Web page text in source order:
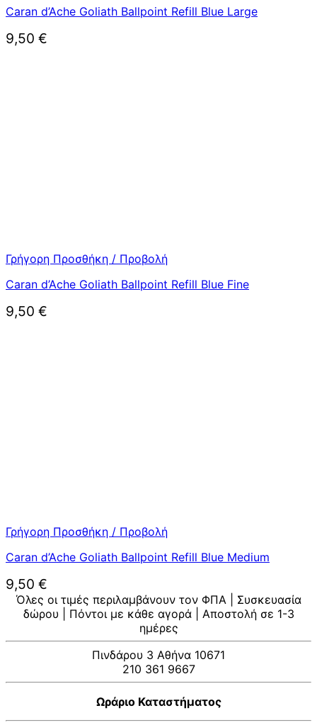
Caran d’Ache Goliath Ballpoint Refill Blue Large
9,50 €
Γρήγορη Προσθήκη / Προβολή
Caran d’Ache Goliath Ballpoint Refill Blue Fine
9,50 €
Γρήγορη Προσθήκη / Προβολή
Caran d’Ache Goliath Ballpoint Refill Blue Medium
9,50 €
Όλες οι τιμές περιλαμβάνουν τον ΦΠΑ | Συσκευασία
δώρου | Πόντοι με κάθε αγορά | Αποστολή σε 1-3
ημέρες
Πινδάρου 3 Αθήνα 10671
210 361 9667
Ωράριο Καταστήματος